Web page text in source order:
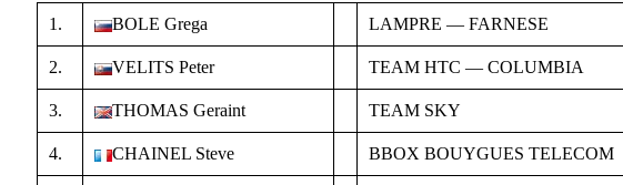
1. BOLE Grega LAMPRE — FARNESE
2. VELITS Peter TEAM HTC — COLUMBIA
3. THOMAS Geraint TEAM SKY
4. CHAINEL Steve BBOX BOUYGUES TELECOM